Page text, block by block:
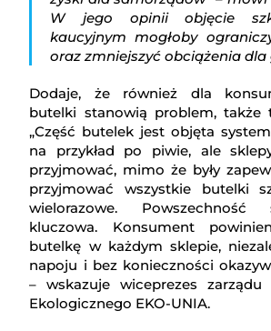
W jego opinii objęcie
kaucyjnym mogłoby
oraz zmniejszyć obciążenia dla
Dodaje, że również dla
butelki stanowią problem, także
„Część butelek jest objęta
na przykład po piwie, ale
przyjmować, mimo że były
przyjmować wszystkie butelki
wielorazowe.
kluczowa. Konsument
butelkę w każdym sklepie,
napoju i bez konieczności
– wskazuje wiceprezes zarządu
Ekologicznego EKO-UNIA.